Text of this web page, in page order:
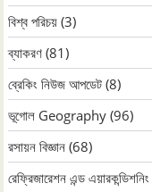
বিশ্ব পরিচয় (3)
ব্যাকরণ (81)
ব্রেকিং নিউজ আপডেট (8)
ভূগোল Geography (96)
রসায়ন বিজ্ঞান (68)
রেফ্রিজারেশন এন্ড এয়ারকন্ডিশনিং